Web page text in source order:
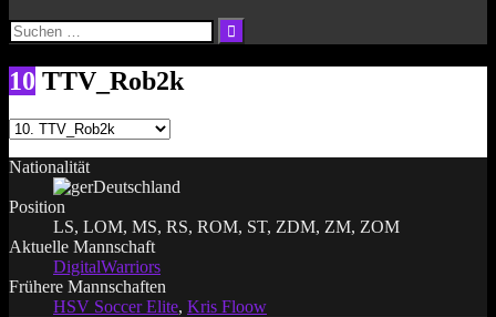
Suchen
nach:
10 TTV_Rob2k
Nationalität
Deutschland
Position
LS, LOM, MS, RS, ROM, ST, ZDM, ZM, ZOM
Aktuelle Mannschaft
DigitalWarriors
Frühere Mannschaften
HSV Soccer Elite, Kris Floow